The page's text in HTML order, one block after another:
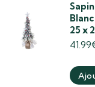
25 x
41.99